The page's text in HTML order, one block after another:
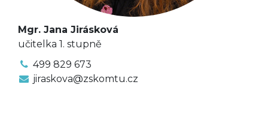
Mgr. Jana Jirásková
učitelka 1. stupně
499 829 673
jiraskova@zskomtu.cz